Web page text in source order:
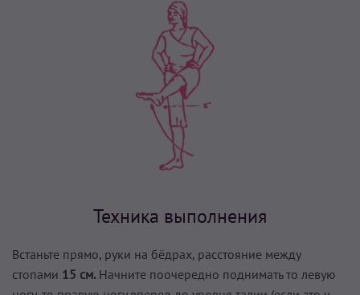
Техника выполнения
Встаньте прямо, руки на бёдрах, расстояние между
стопами 15 см. Начните поочередно поднимать то левую